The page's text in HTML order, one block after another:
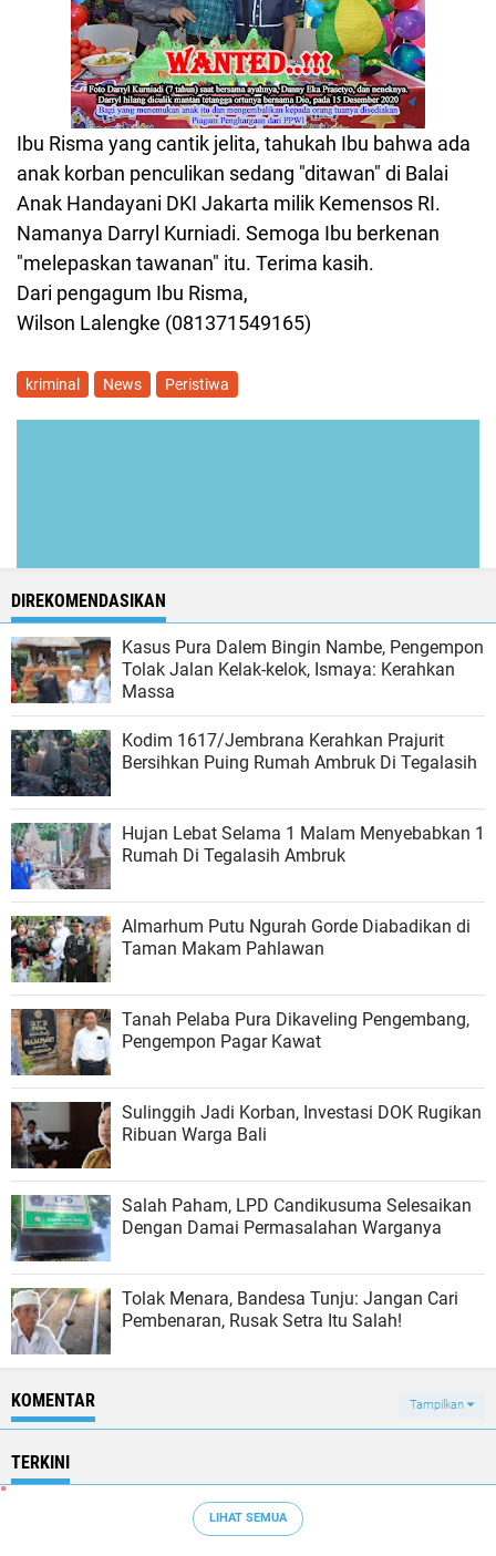
Ibu Risma yang cantik jelita, tahukah Ibu bahwa ada
anak korban penculikan sedang "ditawan" di Balai
Anak Handayani DKI Jakarta milik Kemensos RI.
Namanya Darryl Kurniadi. Semoga Ibu berkenan
"melepaskan tawanan" itu. Terima kasih.
Dari pengagum Ibu Risma,
Wilson Lalengke (081371549165)
kriminal News Peristiwa
DIREKOMENDASIKAN
Kasus Pura Dalem Bingin Nambe, Pengempon
Tolak Jalan Kelak-kelok, Ismaya: Kerahkan
Massa
Kodim 1617/Jembrana Kerahkan Prajurit
Bersihkan Puing Rumah Ambruk Di Tegalasih
Hujan Lebat Selama 1 Malam Menyebabkan 1
Rumah Di Tegalasih Ambruk
Almarhum Putu Ngurah Gorde Diabadikan di
Taman Makam Pahlawan
Tanah Pelaba Pura Dikaveling Pengembang,
Pengempon Pagar Kawat
Sulinggih Jadi Korban, Investasi DOK Rugikan
Ribuan Warga Bali
Salah Paham, LPD Candikusuma Selesaikan
Dengan Damai Permasalahan Warganya
Tolak Menara, Bandesa Tunju: Jangan Cari
Pembenaran, Rusak Setra Itu Salah!
KOMENTAR Tampilkan
TERKINI
LIHAT SEMUA